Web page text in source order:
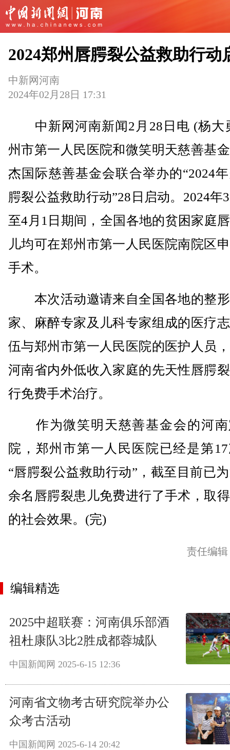
2024郑州唇腭裂公益救助行动
中新网河南
2024年02月28日 17:31
中新网河南新闻2月28日电 (杨大
州市第一人民医院和微笑明天慈善基
杰国际慈善基金会联合举办的“2024
腭裂公益救助行动”28日启动。2024年
至4月1日期间，全国各地的贫困家庭
儿均可在郑州市第一人民医院南院区
手术。
本次活动邀请来自全国各地的整
家、麻醉专家及儿科专家组成的医疗
伍与郑州市第一人民医院的医护人员
河南省内外低收入家庭的先天性唇腭
行免费手术治疗。
作为微笑明天慈善基金会的河南
院，郑州市第一人民医院已经是第
“唇腭裂公益救助行动”，截至目前已
余名唇腭裂患儿免费进行了手术，取
的社会效果。(完)
责任编
编辑精选
2025中超联赛：河南俱乐部酒
祖杜康队3比2胜成都蓉城队
中国新闻网 2025-6-15 12:36
河南省文物考古研究院举办公
众考古活动
中国新闻网 2025-6-14 20:42